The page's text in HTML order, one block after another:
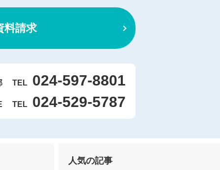
料請求
TEL 024-597-8801
TEL 024-529-5787
人気の記事